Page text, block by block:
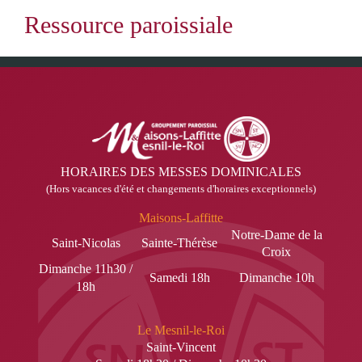
HORAIRES DES MESSES DOMINICALES
(Hors vacances d'été et changements d'horaires exceptionnels)
Maisons-Laffitte
Saint-Nicolas
Sainte-Thérèse
Notre-Dame de la
Croix
Dimanche 11h30 /
18h
Samedi 18h Dimanche 10h
Le Mesnil-le-Roi
Saint-Vincent